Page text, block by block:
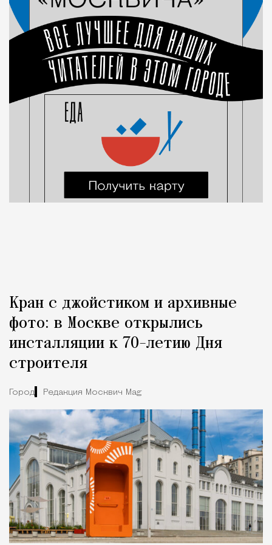
Кран с джойстиком и архивные
фото: в Москве открылись
инсталляции к 70-летию Дня
строителя
Город Редакция Москвич Mag